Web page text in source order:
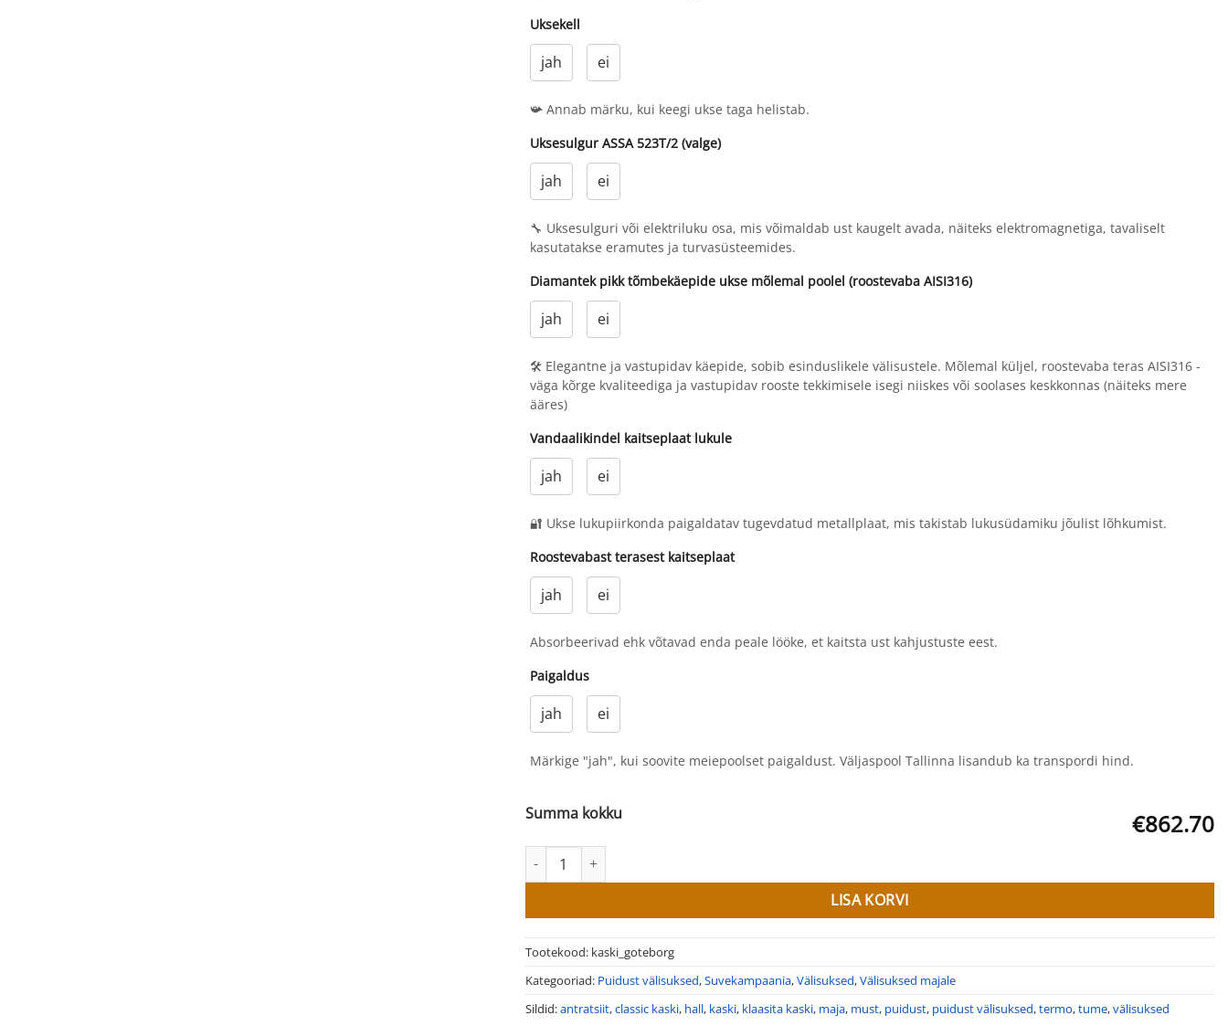
Uksekell
jah ei
📯 Annab märku, kui keegi ukse taga helistab.
Uksesulgur ASSA 523T/2 (valge)
jah ei
🔧 Uksesulguri või elektriluku osa, mis võimaldab ust kaugelt avada, näiteks elektromagnetiga, tavaliselt
kasutatakse eramutes ja turvasüsteemides.
Diamantek pikk tõmbekäepide ukse mõlemal poolel (roostevaba AISI316)
jah ei
🛠 Elegantne ja vastupidav käepide, sobib esinduslikele välisustele. Mõlemal küljel, roostevaba teras AISI316 -
väga kõrge kvaliteediga ja vastupidav rooste tekkimisele isegi niiskes või soolases keskkonnas (näiteks mere
ääres)
Vandaalikindel kaitseplaat lukule
jah ei
🔐 Ukse lukupiirkonda paigaldatav tugevdatud metallplaat, mis takistab lukusüdamiku jõulist lõhkumist.
Roostevabast terasest kaitseplaat
jah ei
Absorbeerivad ehk võtavad enda peale lööke, et kaitsta ust kahjustuste eest.
Paigaldus
jah ei
Märkige "jah", kui soovite meiepoolset paigaldust. Väljaspool Tallinna lisandub ka transpordi hind.
Summa kokku €862.70
Puidust välisuksed Kaski Göteborg kogus
LISA KORVI
Tootekood: kaski_goteborg
Kategooriad: Puidust välisuksed,Suvekampaania,Välisuksed,Välisuksed majale
Sildid:antratsiit,classic kaski, hall, kaski, klaasita kaski, maja, must, puidust, puidust välisuksed,termo,tume,välisuksed